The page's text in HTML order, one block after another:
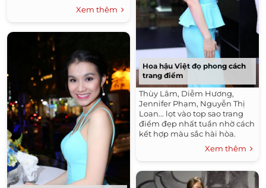
Xem thêm
Hoa hậu Việt đọ phong cách
trang điểm
Thùy Lâm, Diễm Hương,
Jennifer Phạm, Nguyễn Thị
Loan... lọt vào top sao trang
điểm đẹp nhất tuần nhờ cách
kết hợp màu sắc hài hòa.
Xem thêm